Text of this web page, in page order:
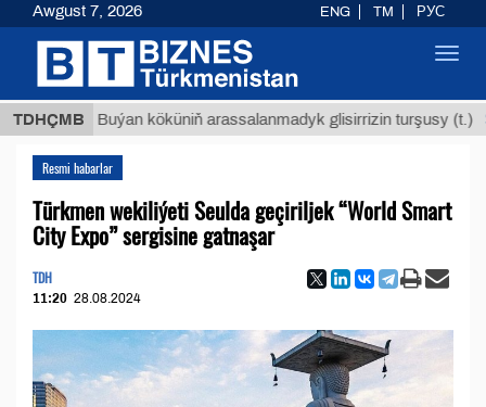
TDHÇMBBuýan köküniň arassalanmadyk glisirrizin turşusy (t.)
Resmi habarlar
Türkmen wekiliýeti Seulda geçiriljek “World Smart
City Expo” sergisine gatnaşar
TDH
11:20 28.08.2024
Awgust 7, 2026 ENG TM РУС